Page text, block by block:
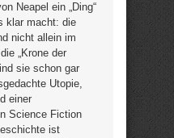
Neapel ein „Ding“
klar macht: die
nicht allein im
„Krone der
sie schon gar
Utopie,
einer
Science Fiction
ist